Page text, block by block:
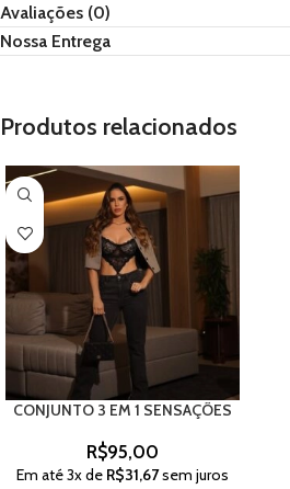
Avaliações (0)
Nossa Entrega
Produtos relacionados
CONJUNTO 3 EM 1 SENSAÇÕES
R$95,00
Em até3x de R$31,67sem juros